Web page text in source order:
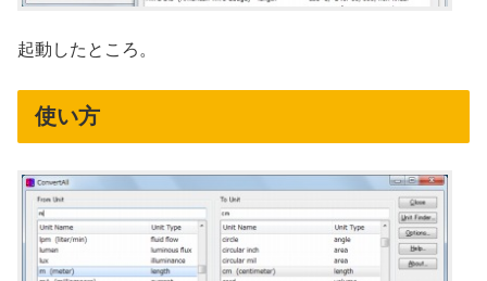
起動したところ。
使い方